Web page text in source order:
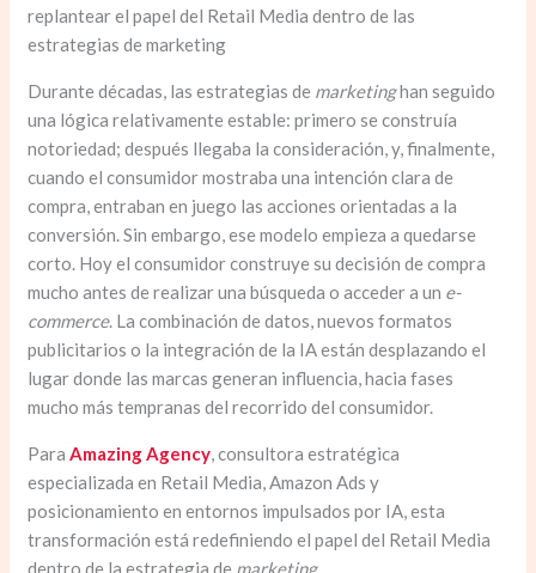
replantear el papel del Retail Media dentro de las
estrategias de marketing
Durante décadas, las estrategias de marketinghan seguido
una lógica relativamente estable: primero se construía
notoriedad; después llegaba la consideración, y, finalmente,
cuando el consumidor mostraba una intención clara de
compra, entraban en juego las acciones orientadas a la
conversión. Sin embargo, ese modelo empieza a quedarse
corto. Hoy el consumidor construye su decisión de compra
mucho antes de realizar una búsqueda o acceder a un e-
commerce. La combinación de datos, nuevos formatos
publicitarios o la integración de la IA están desplazando el
lugar donde las marcas generan influencia, hacia fases
mucho más tempranas del recorrido del consumidor.
ParaAmazing Agency, consultora estratégica
especializada en Retail Media, Amazon Ads y
posicionamiento en entornos impulsados por IA, esta
transformación está redefiniendo el papel del Retail Media